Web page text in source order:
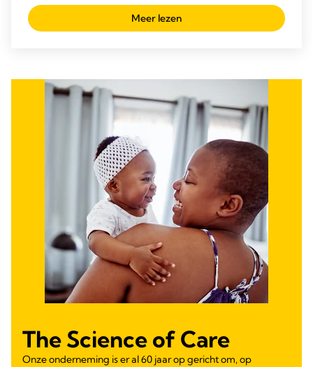
Meer lezen
The Science of Care
Onze onderneming is er al 60 jaar op gericht om, op